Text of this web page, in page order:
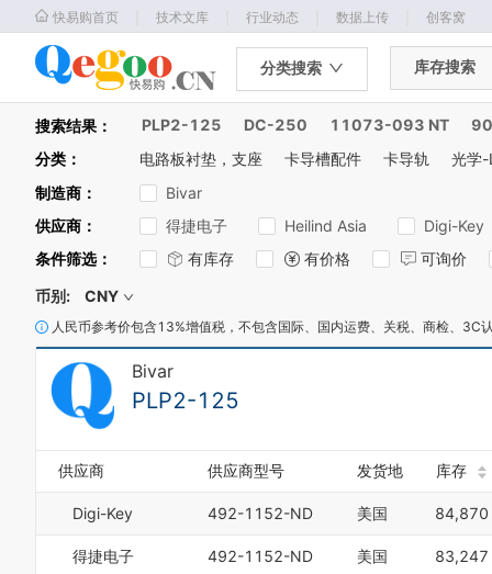
快易购首页 技术文库 行业动态 数据上传 创客窝
分类搜索 库存搜索
搜索结果： PLP2-125 DC-250 11073-093 NT
分类 ： 电路板衬垫，支座 卡导槽配件 卡导轨
光学-
制造商 ：
Bivar
供应商 ： 得捷电子 Heilind Asia
Digi-Key
条件筛选： 有库存 有价格
可询价
币别:
CNY
人民币参考价包含13%增值税，不包含国际、国内运费、关税、商检、3C
Bivar
PLP2-125
供应商 供应商型号 发货地 库存
Digi-Key 492-1152-ND 美国 84,870
得捷电子 492-1152-ND 美国 83,247